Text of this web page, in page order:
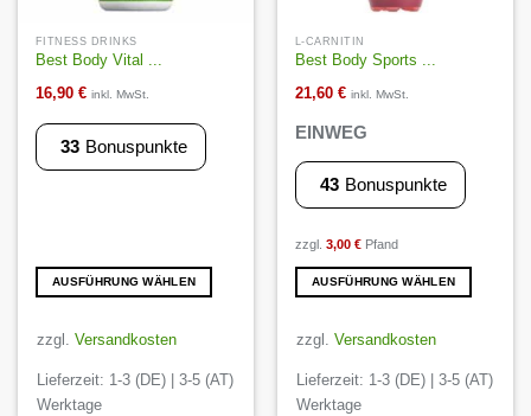
FITNESS DRINKS
Best Body Vital ...
16,90 € inkl. MwSt.
33 Bonuspunkte
AUSFÜHRUNG WÄHLEN
Produkt
mehrere
Varianten
zzgl. Versandkosten
Lieferzeit: 1-3 (DE) | 3-5 (AT)
Werktage
L-CARNITIN
Best Body Sports ...
21,60 € inkl. MwSt.
EINWEG
43 Bonuspunkte
zzgl. 3,00 €Pfand
AUSFÜHRUNG WÄHLEN
Produkt
mehrere
Varianten
zzgl. Versandkosten
Lieferzeit: 1-3 (DE) | 3-5 (AT)
Werktage